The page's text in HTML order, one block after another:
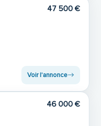
47 500 €
Voir l'annonce
46 000 €